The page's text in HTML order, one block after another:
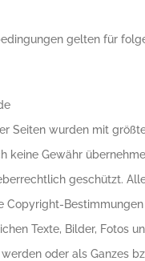
gelten für
Seiten wurden mit
keine Gewähr
geschützt.
Copyright-
Texte, Bilder, Fotos
oder als Ganzes